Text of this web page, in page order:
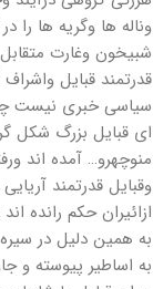
وناله ها وگریه ها را
شبیخون وغارت
سیاسی خبری نیست
ای قبایل بزرگ شکل
وقبایل قدرتمند
ازائیران حکم رانده
به همین دلیل در
به اساطیر پیوسته و